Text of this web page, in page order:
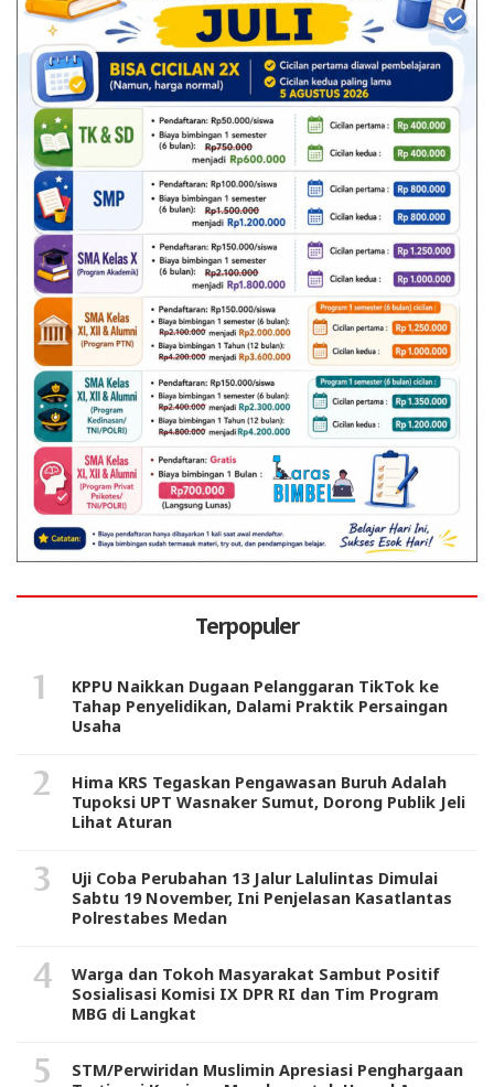
Terpopuler
KPPU Naikkan Dugaan Pelanggaran TikTok ke
Tahap Penyelidikan, Dalami Praktik Persaingan
Usaha
Hima KRS Tegaskan Pengawasan Buruh Adalah
Tupoksi UPT Wasnaker Sumut, Dorong Publik Jeli
Lihat Aturan
Uji Coba Perubahan 13 Jalur Lalulintas Dimulai
Sabtu 19 November, Ini Penjelasan Kasatlantas
Polrestabes Medan
Warga dan Tokoh Masyarakat Sambut Positif
Sosialisasi Komisi IX DPR RI dan Tim Program
MBG di Langkat
STM/Perwiridan Muslimin Apresiasi Penghargaan